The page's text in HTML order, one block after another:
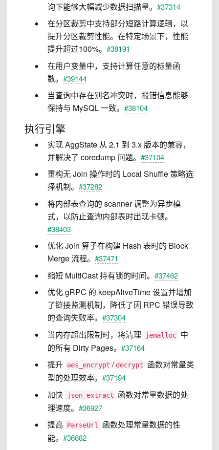
询下能够大幅减少数据扫描量。 #37314
在分区裁剪中支持部分短路计算逻辑，以
提升分区裁剪性能。在特定场景下，性能
提升超过100%。 #38191
在用户变量中，支持计算任意的标量函
数。 #39144
当查询中存在别名冲突时，报错信息能够
保持与 MySQL 一致。 #38104
执行引擎
实现 AggState 从 2.1 到 3.x 版本的兼容，
并解决了 coredump 问题。 #37104
重构无 Join 操作时的 Local Shuffle 策略选
择机制。 #37282
将内部表查询的 scanner 调整为异步模
式，以防止查询内部表时出现卡顿。
#38403
优化 Join 算子在构建 Hash 表时的 Block
Merge 流程。 #37471
缩短 MultiCast 持有锁的时间。 #37462
优化 gRPC 的 keepAliveTime 设置并增加
了链接监测机制，降低了因 RPC 错误导致
的查询失败率。 #37304
当内存超出限制时，将清理 jemalloc 中
的所有 Dirty Pages。 #37164
提升 aes_encrypt / decrypt
函数对常量类
型的处理效率。 #37194
加快 json_extract
函数对常量数据的处
理速度。 #36927
提高 ParseUrl
函数处理常量数据的性
能。 #36882